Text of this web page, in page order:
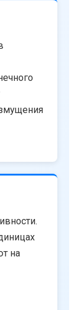
на